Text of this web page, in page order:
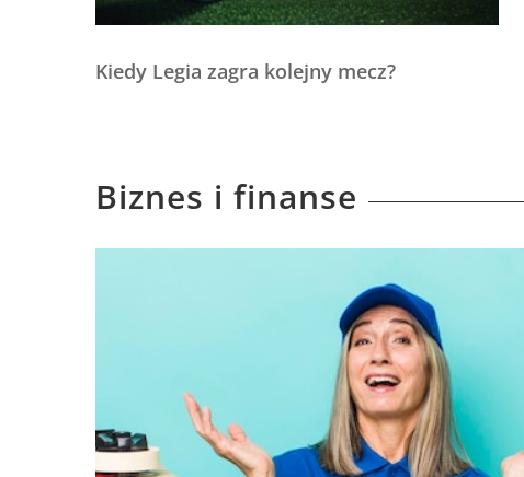
Kiedy Legia zagra kolejny mecz?
Biznes i finanse